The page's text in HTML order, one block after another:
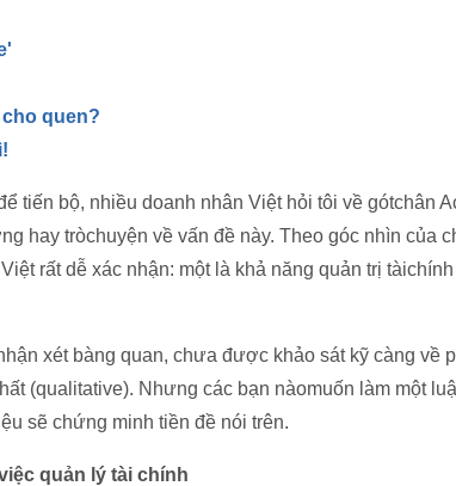
quen?
tiến bộ, nhiều doanh nhân Việt hỏi tôi về gótchân
hay tròchuyện về vấn đề này. Theo góc nhìn của
rất dễ xác nhận: một là khả năng quản trị
xét bàng quan, chưa được khảo sát kỹ càng về
(qualitative). Nhưng các bạn nàomuốn làm một
sẽ chứng minh tiền đề nói trên.
quản lý tài chính